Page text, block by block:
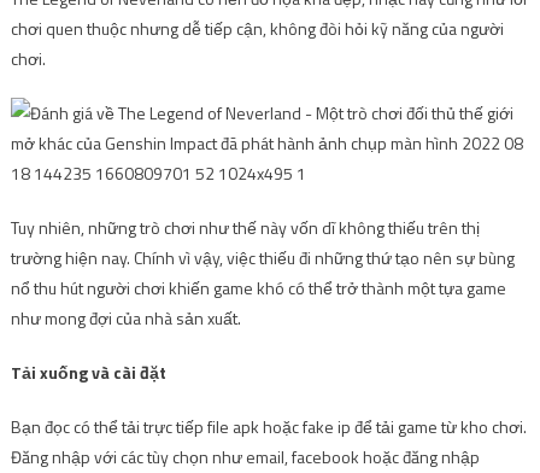
chơi quen thuộc nhưng dễ tiếp cận, không đòi hỏi kỹ năng của người
chơi.
Tuy nhiên, những trò chơi như thế này vốn dĩ không thiếu trên thị
trường hiện nay. Chính vì vậy, việc thiếu đi những thứ tạo nên sự bùng
nổ thu hút người chơi khiến game khó có thể trở thành một tựa game
như mong đợi của nhà sản xuất.
Tải xuống và cài đặt
Bạn đọc có thể tải trực tiếp file apk hoặc fake ip để tải game từ kho chơi.
Đăng nhập với các tùy chọn như email, facebook hoặc đăng nhập